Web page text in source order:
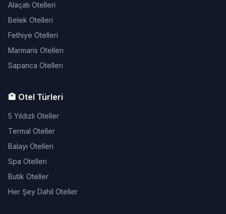
Alaçatı Otelleri
Belek Otelleri
Fethiye Otelleri
Marmaris Otelleri
Sapanca Otelleri
🏨 Otel Türleri
5 Yıldızlı Oteller
Termal Oteller
Balayı Otelleri
Spa Otelleri
Butik Oteller
Her Şey Dahil Oteller